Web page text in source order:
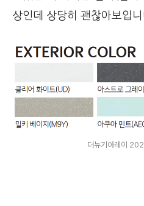
상인데 상당히 괜찮아보입니
더뉴기아레이